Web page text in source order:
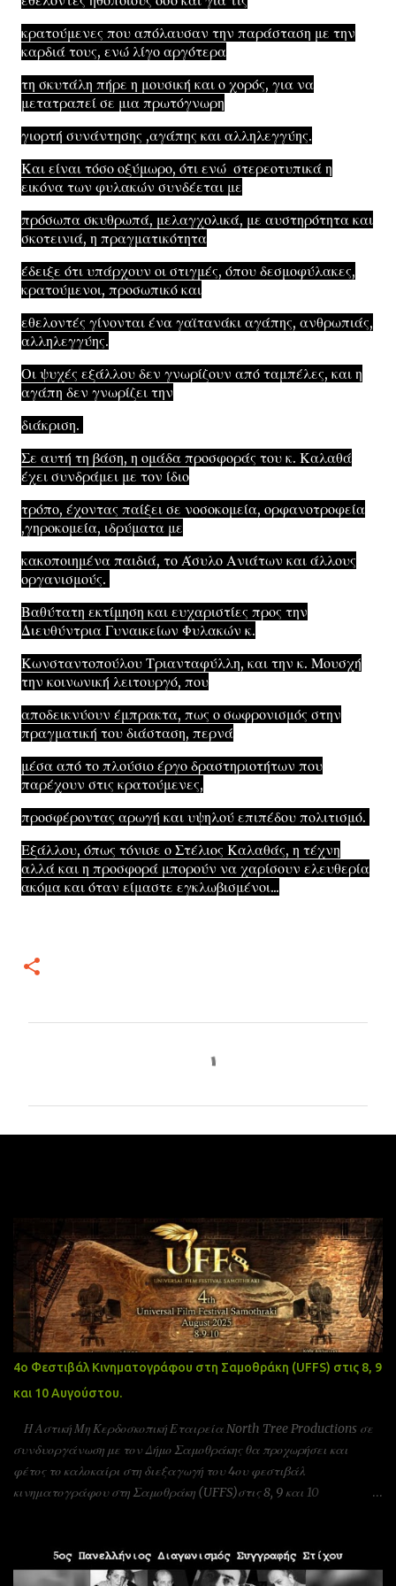
κρατούμενες που απόλαυσαν την παράσταση με την
καρδιά τους, ενώ λίγο αργότερα
τη σκυτάλη πήρε η μουσική και ο χορός, για να
μετατραπεί σε μια πρωτόγνωρη
γιορτή συνάντησης ,αγάπης και αλληλεγγύης.
Και είναι τόσο οξύμωρο, ότι ενώ στερεοτυπικά η
εικόνα των φυλακών συνδέεται με
πρόσωπα σκυθρωπά, μελαγχολικά, με αυστηρότητα και
σκοτεινιά, η πραγματικότητα
έδειξε ότι υπάρχουν οι στιγμές, όπου δεσμοφύλακες,
κρατούμενοι, προσωπικό και
εθελοντές γίνονται ένα γαϊτανάκι αγάπης, ανθρωπιάς,
αλληλεγγύης.
Οι ψυχές εξάλλου δεν γνωρίζουν από ταμπέλες, και η
αγάπη δεν γνωρίζει την
διάκριση.
Σε αυτή τη βάση, η ομάδα προσφοράς του κ. Καλαθά
έχει συνδράμει με τον ίδιο
τρόπο, έχοντας παίξει σε νοσοκομεία, ορφανοτροφεία
,γηροκομεία, ιδρύματα με
κακοποιημένα παιδιά, το Άσυλο Ανιάτων και άλλους
οργανισμούς.
Βαθύτατη εκτίμηση και ευχαριστίες προς την
Διευθύντρια Γυναικείων Φυλακών κ.
Κωνσταντοπούλου Τριανταφύλλη, και την κ. Μουσχή
την κοινωνική λειτουργό, που
αποδεικνύουν έμπρακτα, πως ο σωφρονισμός στην
πραγματική του διάσταση, περνά
μέσα από το πλούσιο έργο δραστηριοτήτων που
παρέχουν στις κρατούμενες,
προσφέροντας αρωγή και υψηλού επιπέδου πολιτισμό.
Εξάλλου, όπως τόνισε ο Στέλιος Καλαθάς, η τέχνη
αλλά και η προσφορά μπορούν να χαρίσουν ελευθερία
ακόμα και όταν είμαστε εγκλωβισμένοι...
4ο Φεστιβάλ Κινηματογράφου στη Σαμοθράκη (UFFS) στις 8, 9
και 10 Αυγούστου.
Η Αστική Μη Κερδοσκοπική Εταιρεία North Tree Productions σε
συνδυοργάνωση με τον Δήμο Σαμοθράκης θα προχωρήσει και
φέτος το καλοκαίρι στη διεξαγωγή του 4ου φεστιβάλ
κινηματογράφου στη Σαμοθράκη (UFFS)στις 8, 9 και 10
πρεσβίας Τσεχίας όπως επίσης και υπο την Αιγίδα της Unesco
Πειραιώς και νήσων και της Action Art καθώς και της Εταιρεία